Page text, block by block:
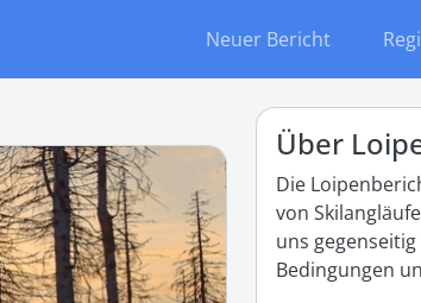
Neuer Bericht
Über
Die
von
uns
Bedingungen